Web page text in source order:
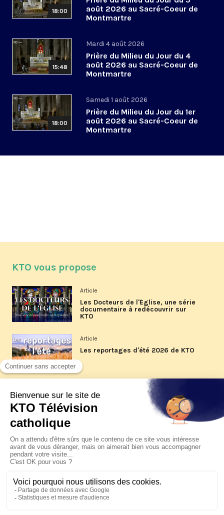
18:00
août 2026 au Sacré-Coeur de
Montmartre
15:48
Mardi 4 août 2026
Prière du Milieu du Jour du 4
août 2026 au Sacré-Coeur de
Montmartre
18:00
Samedi 1 août 2026
Prière du Milieu du Jour du 1er
août 2026 au Sacré-Coeur de
Montmartre
KTO vous propose
Article
Les Docteurs de l'Église, une série
documentaire à redécouvrir sur
KTO
Article
Les reportages d'été 2026 de KTO
La visite pastorale du pape Léon
XIV à Assise à suivre sur KTO le
jeudi 6 août
Le pape en Uruguay, Argentine et
Pérou du 6 au 17 novembre 2026
© KTO 2026 —Contact